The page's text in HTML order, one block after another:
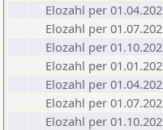
Elozahl per
Elozahl per
Elozahl per
Elozahl per
Elozahl per
Elozahl per
Elozahl per